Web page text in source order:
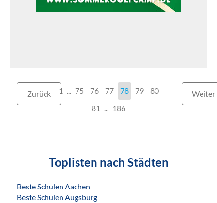
Zurück 1 ... 75 76 77 78 79
80
81
186
Weiter
Toplisten nach Städten
Beste Schulen Aachen
Beste Schulen Augsburg